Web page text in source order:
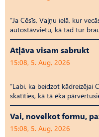
“Ja Cēsīs, Vaļņu ielā, kur
autostāvvietu, kā tad tur
Atļāva visam sabrukt
15:08, 5. Aug, 2026
“Labi, ka beidzot kādreizējai
skatīties, kā tā ēka
Vai, novelkot formu,
15:08, 5. Aug, 2026